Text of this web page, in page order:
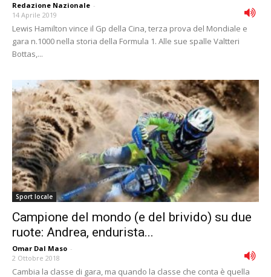
Redazione Nazionale -
14 Aprile 2019
Lewis Hamilton vince il Gp della Cina, terza prova del Mondiale e
gara n.1000 nella storia della Formula 1. Alle sue spalle Valtteri
Bottas,...
Sport locale
Campione del mondo (e del brivido) su due
ruote: Andrea, endurista...
Omar Dal Maso -
2 Ottobre 2018
Cambia la classe di gara, ma quando la classe che conta è quella